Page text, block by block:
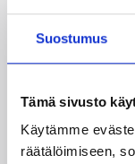
Suostumus
Tämä sivusto
Käytämme
räätälöimiseen,
Katso